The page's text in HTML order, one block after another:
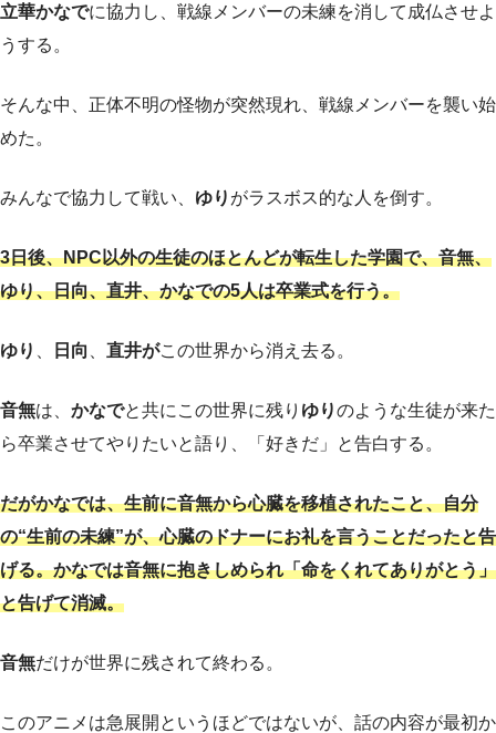
立華かなでに協力し、戦線メンバーの未練を消して成仏させよ
うする。
そんな中、正体不明の怪物が突然現れ、戦線メンバーを襲い始
めた。
みんなで協力して戦い、 ゆり がラスボス的な人を倒す。
3日後、NPC以外の生徒のほとんどが転生した学園で、音無、
ゆり、日向、直井、かなでの5人は卒業式を行う。
ゆり 日向 直井がこの世界から消え去る。
音無は、 かなでと共にこの世界に残り ゆりのような生徒が来た
ら卒業させてやりたいと語り、「好きだ」と告白する。
だがかなでは、生前に音無から心臓を移植されたこと、自分
の“生前の未練”が、心臓のドナーにお礼を言うことだったと告
げる。かなでは音無に抱きしめられ「命をくれてありがとう」
と告げて消滅。
音無だけが世界に残されて終わる。
このアニメは急展開というほどではないが、話の内容が最初か